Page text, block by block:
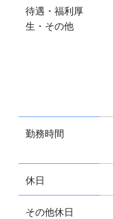
待遇・福利厚
生・その他
勤務時間
休日
その他休日